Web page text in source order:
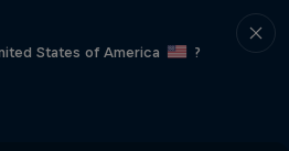
States of America
?